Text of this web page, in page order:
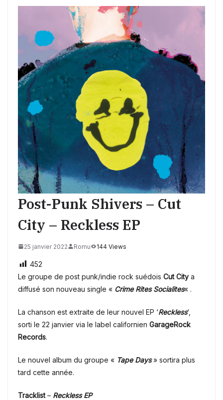
Post-Punk Shivers – Cut
City – Reckless EP
25 janvier 2022 Romu 144 Views
452
Le groupe de post punk/indie rock suédois Cut City a
diffusé son nouveau single « Crime Rites Socialites« .
La chanson est extraite de leur nouvel EP ‘Reckless‘,
sorti le 22 janvier via le label californien GarageRock
Records.
Le nouvel album du groupe « Tape Days» sortira plus
tard cette année.
Tracklist– RecklessEP